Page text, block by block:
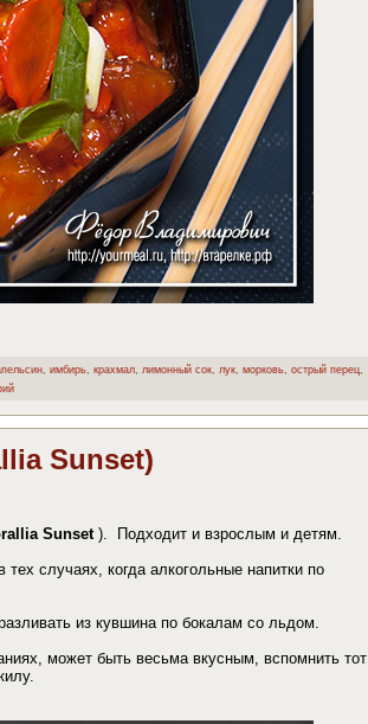
имбирь крахмал лимонный сок лук морковь острый перец
Sunset)
Sunset ). Подходит и взрослым и детям.
случаях, когда алкогольные напитки по
из кувшина по бокалам со льдом.
может быть весьма вкусным, вспомнить тот